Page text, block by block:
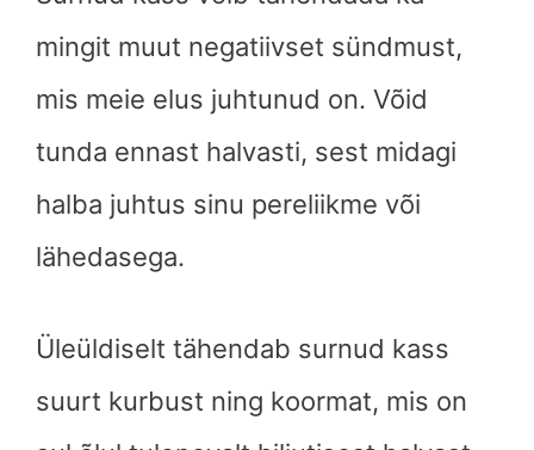
mingit muut negatiivset sündmust,
mis meie elus juhtunud on. Võid
tunda ennast halvasti, sest midagi
halba juhtus sinu pereliikme või
lähedasega.
Üleüldiselt tähendab surnud kass
suurt kurbust ning koormat, mis on